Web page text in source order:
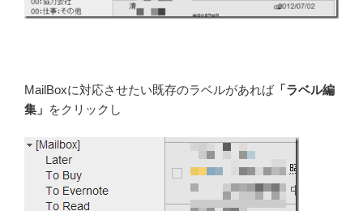
MailBoxに対応させたい既存のラベルがあれば「ラベル編
集」 をクリックし